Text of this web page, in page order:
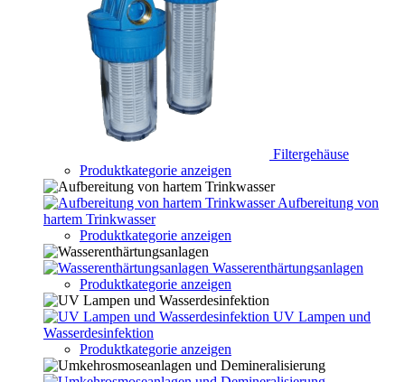
Filtergehäuse
Produktkategorie anzeigen
Aufbereitung von
hartem Trinkwasser
Produktkategorie anzeigen
Wasserenthärtungsanlagen
Produktkategorie anzeigen
UV Lampen und
Wasserdesinfektion
Produktkategorie anzeigen